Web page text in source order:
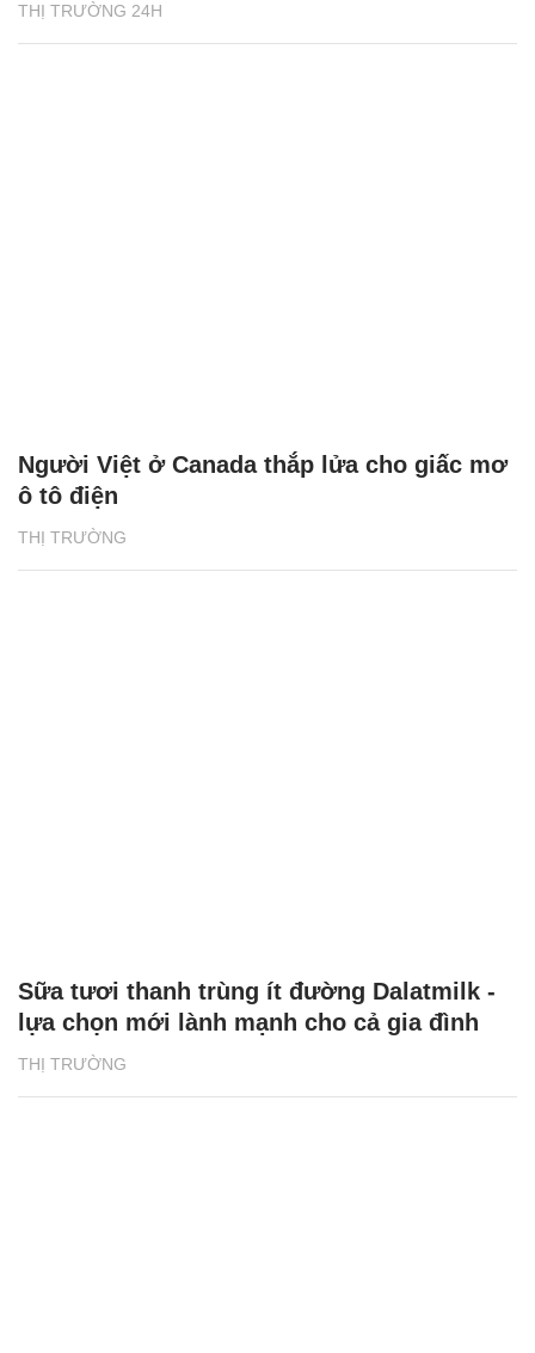
THỊ TRƯỜNG 24H
THỊ TRƯỜNG
Người Việt ở Canada thắp lửa cho giấc mơ
ô tô điện
THỊ TRƯỜNG
Sữa tươi thanh trùng ít đường Dalatmilk -
lựa chọn mới lành mạnh cho cả gia đình